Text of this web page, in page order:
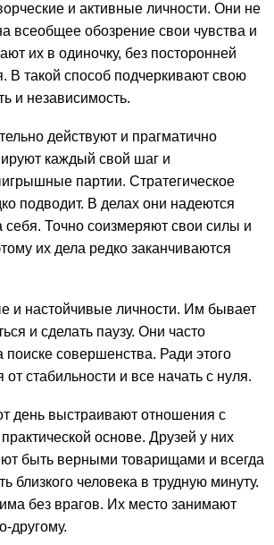
и активные личности. Они не
всеобщее обозрение свои чувства и
их в одиночку, без посторонней
В такой способ подчеркивают свою
и независимость.
действуют и прагматично
каждый свой шаг и
партии. Стратегическое
подводит. В делах они надеются
себя. Точно соизмеряют свои силы и
их дела редко заканчиваются
и настойчивые личности. Им бывает
и сделать паузу. Они часто
поиске совершенства. Ради этого
от стабильности и все начать с нуля.
день выстраивают отношения с
основе. Друзей у них
быть верными товарищами и всегда
близкого человека в трудную минуту.
без врагов. Их место занимают
другому.